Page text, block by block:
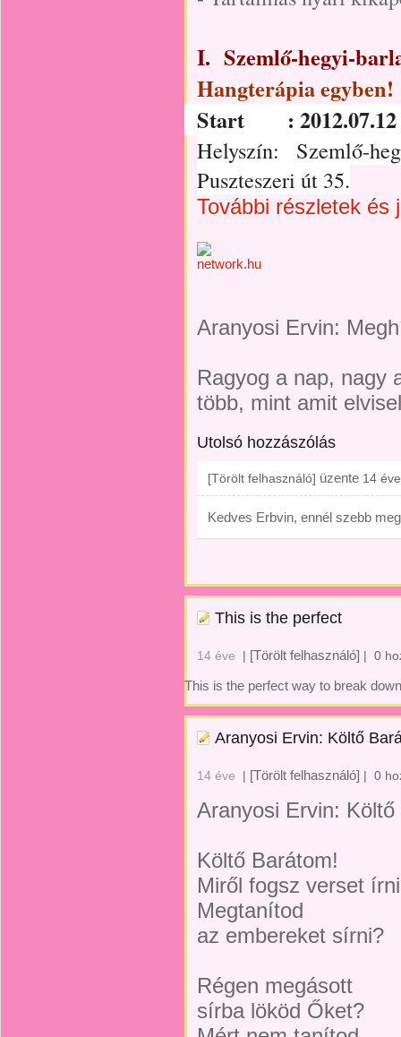
I. Szemlő-hegyi-
Hangterápia egyben!
Start :
Helyszín: Szemlő-
Puszteszeri út 35.
További részletek és
Aranyosi Ervin:
Ragyog a nap, nagy
több, mint amit
Utolsó hozzászólás
[Törölt felhasználó] üzente 14 éve
Kedves Erbvin, ennél szebb
This is the perfect
14 éve | [Törölt felhasználó] | 0
This is the perfect way to break
Aranyosi Ervin: Költő
14 éve | [Törölt felhasználó] | 0
Aranyosi Ervin:
Költő Barátom!
Miről fogsz verset
Megtanítod
az embereket sírni?
Régen megásott
sírba lököd Őket?